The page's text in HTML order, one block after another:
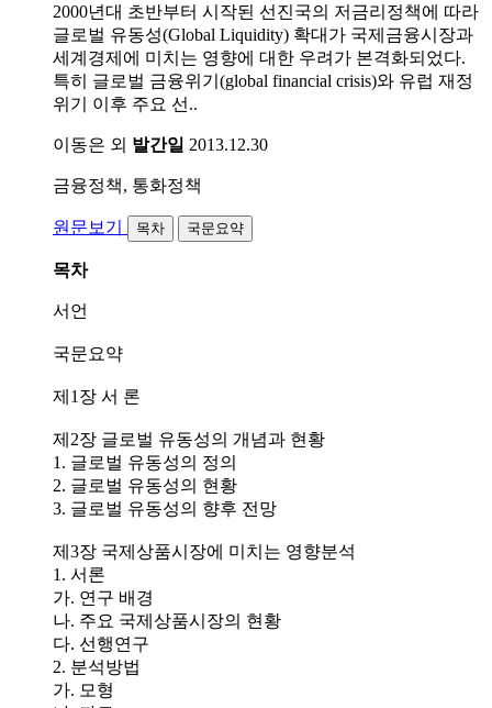
2000년대 초반부터 시작된 선진국의 저금리정책에 따라
글로벌 유동성(Global Liquidity) 확대가 국제금융시장과
세계경제에 미치는 영향에 대한 우려가 본격화되었다.
특히 글로벌 금융위기(global financial crisis)와 유럽 재정
위기 이후 주요 선..
이동은 외 발간일 2013.12.30
금융정책, 통화정책
원문보기 목차 국문요약
목차
서언
국문요약
제1장 서 론
제2장 글로벌 유동성의 개념과 현황
1. 글로벌 유동성의 정의
2. 글로벌 유동성의 현황
3. 글로벌 유동성의 향후 전망
제3장 국제상품시장에 미치는 영향분석
1. 서론
가. 연구 배경
나. 주요 국제상품시장의 현황
다. 선행연구
2. 분석방법
가. 모형